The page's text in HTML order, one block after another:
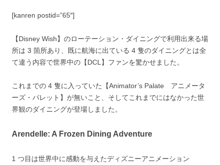
[kanren postid=”65″]
【Disney Wish】のローテーション・ダイニングで利用出来る場
所は 3 箇所あり、既に航海に出ている 4 隻のダイニングとは全
て違う内容で世界中の【DCL】ファンを驚かせました。
これまでの 4 隻に入っていた【Animator’s Palate アニメータ
ーズ・パレット】が無いこと、そしてこれまでにはなかった世
界観のダイニングが登場しました。
Arendelle: A Frozen Dining Adventure
1 つ目は世界中に感動を与えたディズニーアニメーション